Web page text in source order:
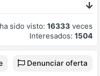
sido visto: 16333 veces
Interesados: 1504
Denunciar oferta